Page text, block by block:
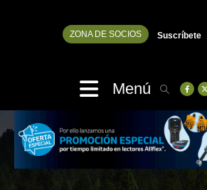
ZONA DE SOCIOS Suscríbete
Menú